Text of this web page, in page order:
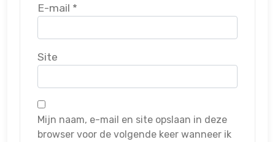
E-mail *
Site
Mijn naam, e-mail en site opslaan in deze
browser voor de volgende keer wanneer ik